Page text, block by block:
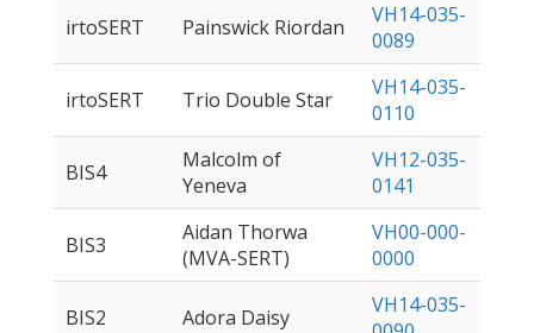
irtoSERT Painswick Riordan
VH14-035-
0089
irtoSERT Trio Double Star
VH14-035-
0110
BIS4
Malcolm of
Yeneva
VH12-035-
0141
BIS3
Aidan Thorwa
(MVA-SERT)
VH00-000-
0000
BIS2 Adora Daisy
VH14-035-